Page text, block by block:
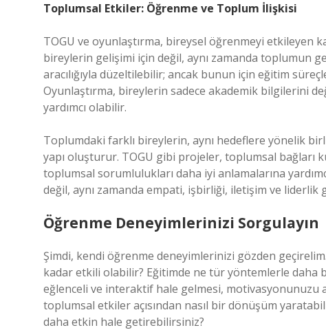
Toplumsal Etkiler: Öğrenme ve Toplum İlişkisi
TOGU ve oyunlaştırma, bireysel öğrenmeyi etkileyen
bireylerin gelişimi için değil, aynı zamanda toplumun
aracılığıyla düzeltilebilir; ancak bunun için eğitim
Oyunlaştırma, bireylerin sadece akademik bilgilerini
yardımcı olabilir.
Toplumdaki farklı bireylerin, aynı hedeflere yönelik
yapı oluşturur. TOGU gibi projeler, toplumsal bağları
toplumsal sorumlulukları daha iyi anlamalarına
değil, aynı zamanda empati, işbirliği, iletişim ve liderlik
Öğrenme Deneyimlerinizi Sorgulayın
Şimdi, kendi öğrenme deneyimlerinizi gözden
kadar etkili olabilir? Eğitimde ne tür yöntemlerle daha
eğlenceli ve interaktif hale gelmesi, motivasyonunuzu
toplumsal etkiler açısından nasıl bir dönüşüm
daha etkin hale getirebilirsiniz?